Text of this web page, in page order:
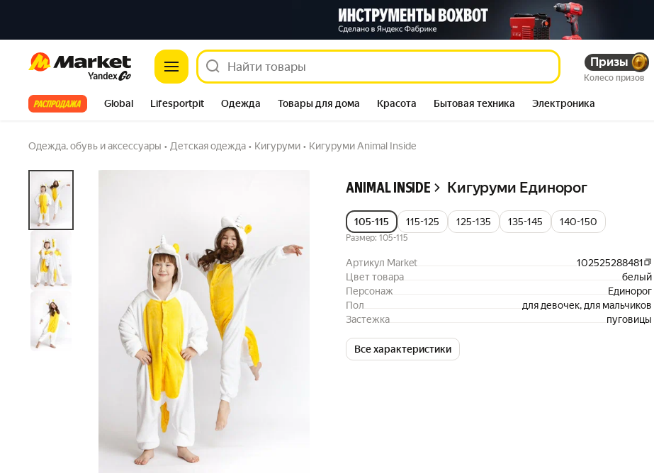
Market Призы
Колесо призов
Все хиты Global Lifesportpit Одежда Товары для дома Красота Бытовая техника Электроника
Одежда, обувь и аксессуары • Детская одежда • Кигуруми • Кигуруми Animal Inside
ANIMAL INSIDE Кигуруми Единорог
105-115 115-125 125-135 135-145 140-150
Размер: 105-115
Артикул Market
102525288481
Цвет товара
белый
Персонаж
Единорог
Пол
для девочек, для мальчиков
Застежка
пуговицы
Все характеристики
Кигуруми Единорог
Задать вопрос 537 430сум –43%